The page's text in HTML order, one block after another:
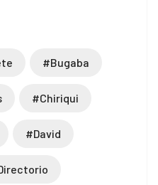
#bugaba
#chiriqui
#david